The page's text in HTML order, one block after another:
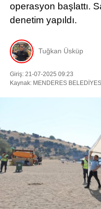
SAĞLIK
KÜLTÜR-SANAT
SPOR
operasyon başlattı.
denetim yapıldı.
Tuğkan Üsküp
Giriş: 21-07-2025 09:23
Kaynak: MENDERES